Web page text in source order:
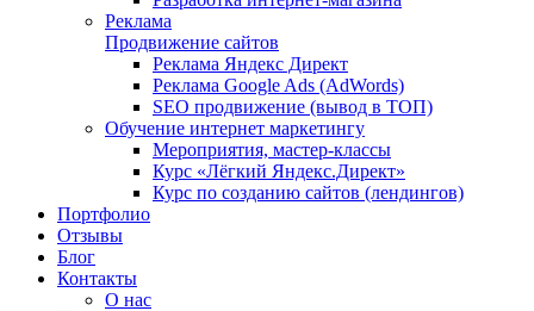
Реклама
Продвижение сайтов
Реклама Яндекс Директ
Реклама Google Ads (AdWords)
SEO продвижение (вывод в ТОП)
Обучение интернет маркетингу
Мероприятия, мастер-классы
Курс «Лёгкий Яндекс.Директ»
Курс по созданию сайтов (лендингов)
Портфолио
Отзывы
Блог
Контакты
О нас